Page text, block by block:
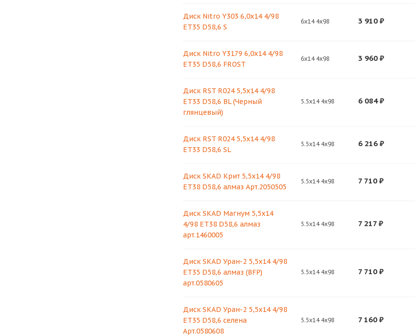
Диск Nitro Y303 6,0x14 4/98
ET35 D58,6 S
6x14 4x98 3 910 ₽
Диск Nitro Y3179 6,0x14 4/98
ET35 D58,6 FROST
6x14 4x98 3 960 ₽
Диск RST R024 5,5х14 4/98
ET33 D58,6 BL (Черный
глянцевый)
5.5x14 4x98 6 084₽
Диск RST R024 5,5х14 4/98
ET33 D58,6 SL
5.5x14 4x98 6 216 ₽
Диск SKAD Крит 5,5х14 4/98
ET38 D58,6 алмаз Арт.2050505
5.5x14 4x98 7 710 ₽
Диск SKAD Магнум 5,5х14
4/98 ET38 D58,6 алмаз
арт.1460005
5.5x14 4x98 7 217 ₽
Диск SKAD Уран-2 5,5х14 4/98
ET35 D58,6 алмаз (BFP)
арт.0580605
5.5x14 4x98 7 710 ₽
Диск SKAD Уран-2 5,5х14 4/98
ET35 D58,6 селена
Арт.0580608
5.5x14 4x98 7 160 ₽